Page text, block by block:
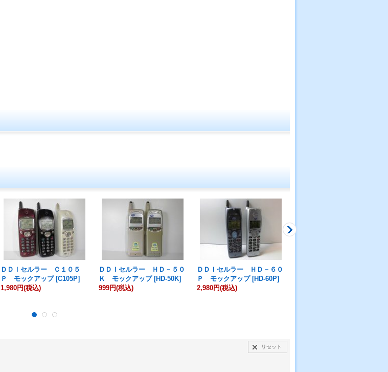
ＤＤＩセルラー Ｃ１０５
Ｐ モックアップ [C105P]
1,980円(税込)
ＤＤＩセルラー ＨＤ－５０
Ｋ モックアップ [HD-50K]
999円(税込)
ＤＤＩセルラー ＨＤ－６０
Ｐ モックアップ [HD-60P]
2,980円(税込)
リセット